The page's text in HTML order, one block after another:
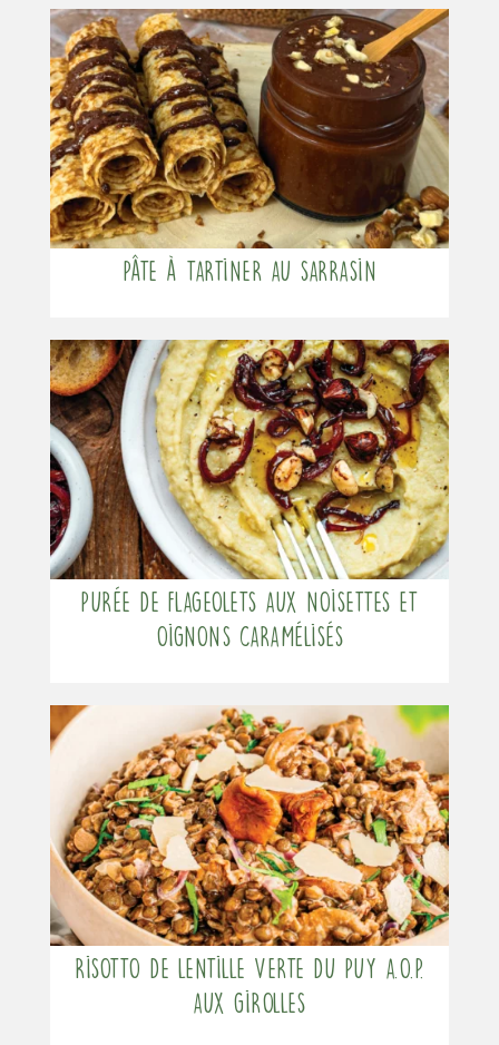
Pâte à tartiner au sarrasin
Purée de flageolets aux noisettes et
oignons caramélisés
Risotto de Lentille verte du Puy A.O.P.
aux girolles